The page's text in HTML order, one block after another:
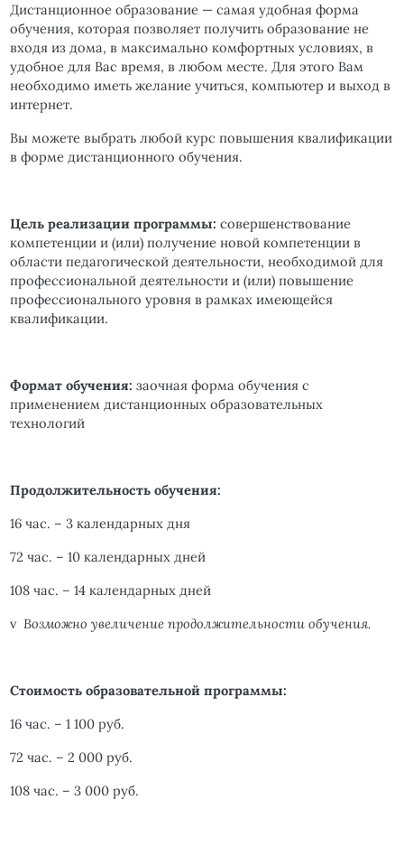
Дистанционное образование — самая удобная форма
обучения, которая позволяет получить образование не
входя из дома, в максимально комфортных условиях, в
удобное для Вас время, в любом месте. Для этого Вам
необходимо иметь желание учиться, компьютер и выход в
интернет.
Вы можете выбрать любой курс повышения квалификации
в форме дистанционного обучения.
Цель реализации программы: совершенствование
компетенции и (или) получение новой компетенции в
области педагогической деятельности, необходимой для
профессиональной деятельности и (или) повышение
профессионального уровня в рамках имеющейся
квалификации.
Формат обучения: заочная форма обучения с
применением дистанционных образовательных
технологий
Продолжительность обучения:
16 час. – 3 календарных дня
72 час. – 10 календарных дней
108 час. – 14 календарных дней
v Возможно увеличение продолжительности обучения.
Стоимость образовательной программы:
16 час. – 1 100 руб.
72 час. – 2 000 руб.
108 час. – 3 000 руб.